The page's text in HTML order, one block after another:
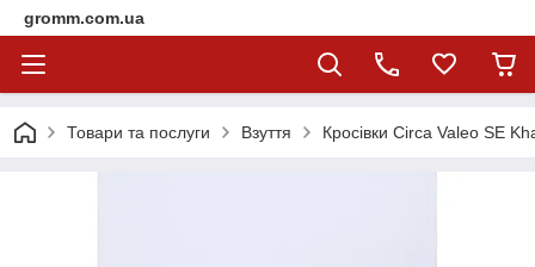
gromm.com.ua
Товари та послуги Взуття Кросівки Circa Valeo SE